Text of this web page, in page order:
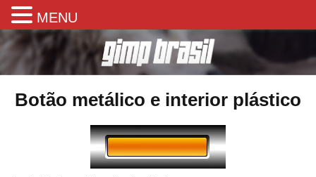
Botão metálico e interior plástico
MENU